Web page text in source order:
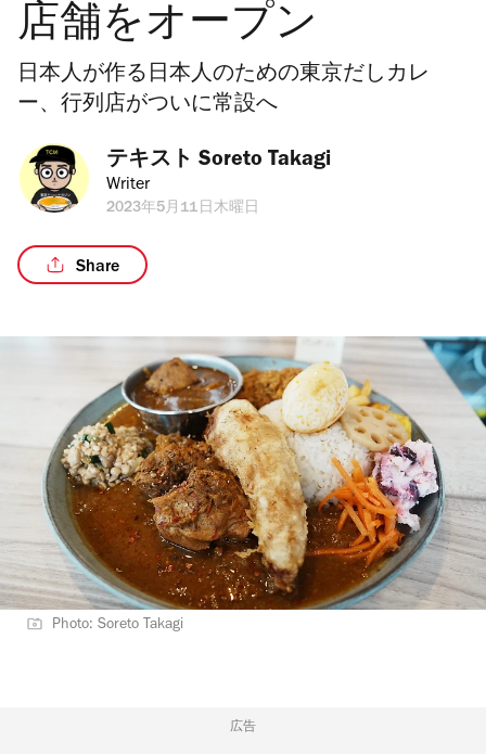
店舗をオープン
日本人が作る日本人のための東京だしカレ
ー、行列店がついに常設へ
テキスト Soreto Takagi
Writer
2023年5月11日木曜日
Share
Photo: Soreto Takagi
広告